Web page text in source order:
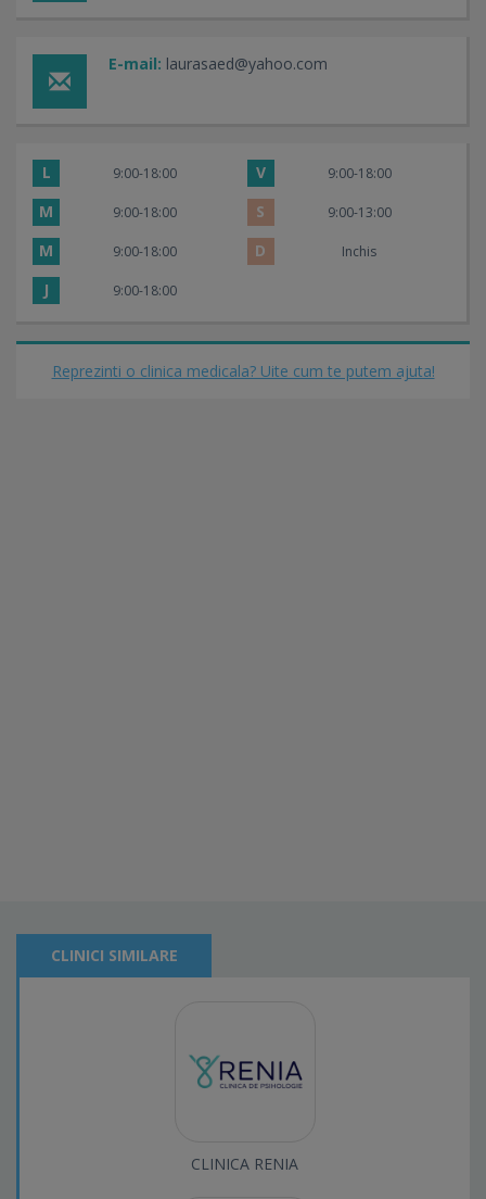
E-mail: laurasaed@yahoo.com
L 9:00-18:00 V 9:00-18:00
M 9:00-18:00 S 9:00-13:00
M 9:00-18:00 D Inchis
J 9:00-18:00
Reprezinti o clinica medicala? Uite cum te putem ajuta!
CLINICI SIMILARE
CLINICA RENIA